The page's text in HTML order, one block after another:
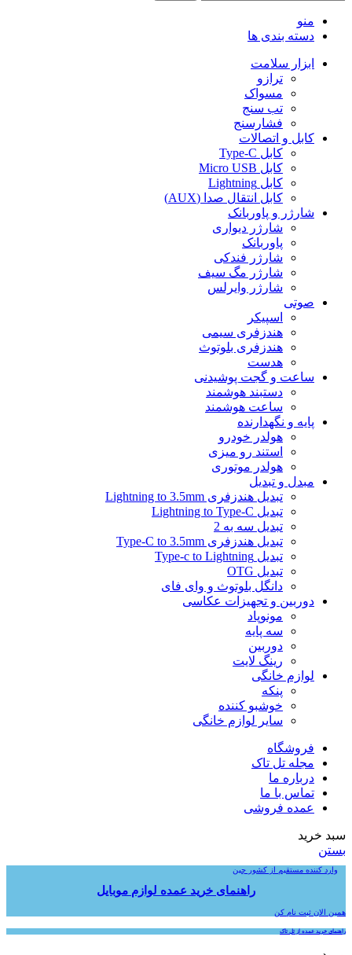
منو
دسته بندی ها
ابزار سلامت
ترازو
مسواک
تب سنج
فشارسنج
کابل و اتصالات
کابل Type-C
کابل Micro USB
کابل Lightning
کابل انتقال صدا (AUX)
شارژر و پاوربانک
شارژر دیواری
پاوربانک
شارژر فندکی
شارژر مگ سیف
شارژر وایرلس
صوتی
اسپیکر
هندزفری سیمی
هندزفری بلوتوث
هدست
ساعت و گجت پوشیدنی
دستبند هوشمند
ساعت هوشمند
پایه و نگهدارنده
هولدر خودرو
استند رو میزی
هولدر موتوری
مبدل و تبدیل
تبدیل هندزفری Lightning to 3.5mm
تبدیل Lightning to Type-C
تبدیل سه به 2
تبدیل هندزفری Type-C to 3.5mm
تبدیل Type-c to Lightning
تبدیل OTG
دانگل بلوتوث و وای فای
دوربین و تجهیزات عکاسی
مونوپاد
سه پایه
دوربین
رینگ لایت
لوازم خانگی
پنکه
خوشبو کننده
سایر لوازم خانگی
فروشگاه
مجله تل تاک
درباره ما
تماس با ما
عمده‌ فروشی
سبد خرید
بستن
وارد کننده مستقیم از کشور چین
راهنمای خرید عمده لوازم موبایل
همین الان ثبت نام کن
راهنمای خرید عمده از تل تاک